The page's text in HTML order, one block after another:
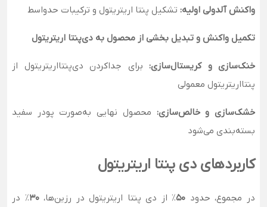
واکنش آلدولی اولیه: تشکیل پنتا اریتریتول و ترکیبات حدواسط
تکمیل واکنش و تبدیل بخشی از محصول به دی‌پنتا اریتریتول
خنک‌سازی و کریستال‌سازی: برای جداکردن دی‌پنتااریتریتول از
پنتااریتریتول معمولی
خشک‌سازی و خالص‌سازی: محصول نهایی به‌صورت پودر سفید
بسته‌بندی می‌شود
کاربردهای دی‌ پنتا اریتریتول
در مجموع، حدود 50٪ از دی‌ پنتا اریتریتول در رزین‌ها،30٪ در